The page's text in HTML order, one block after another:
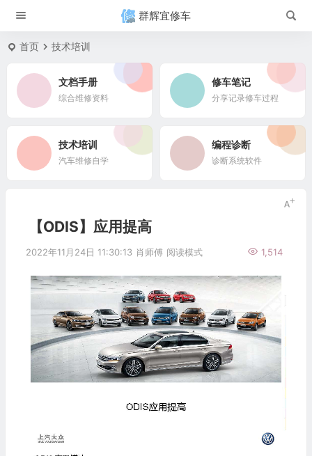
群辉宜修车
首页 技术培训
文档手册
综合维修资料
修车笔记
分享记录修车过程
技术培训
汽车维修自学
编程诊断
诊断系统软件
【ODIS】应用提高
2022年11月24日 11:30:13 肖师傅 1,514
阅读模式